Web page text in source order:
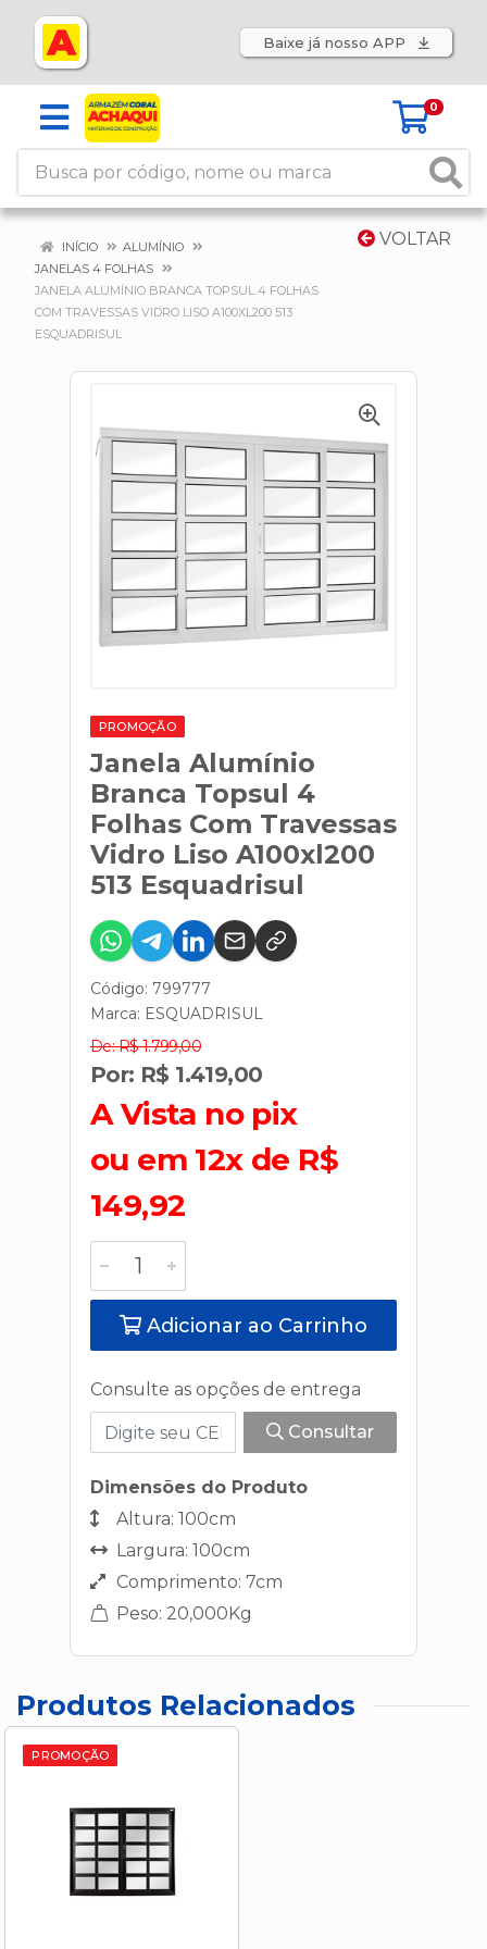
Baixe já nosso APP
0
VOLTAR
INÍCIO
ALUMÍNIO
JANELAS 4 FOLHAS
JANELA ALUMÍNIO BRANCA TOPSUL 4 FOLHAS
COM TRAVESSAS VIDRO LISO A100XL200 513
ESQUADRISUL
PROMOÇÃO
Janela Alumínio
Branca Topsul 4
Folhas Com Travessas
Vidro Liso A100xl200
513 Esquadrisul
Código: 799777
Marca: ESQUADRISUL
De: R$ 1.799,00
Por: R$ 1.419,00
A Vista no pix
ou em 12x de R$
149,92
Adicionar ao Carrinho
Consulte as opções de entrega
Consultar
Dimensões do Produto
Altura: 100cm
Largura: 100cm
Comprimento: 7cm
Peso: 20,000Kg
Produtos Relacionados
PROMOÇÃO